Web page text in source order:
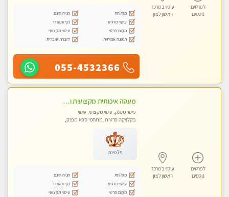
לפרטים
נוספים
עיסוי במרכז
ראשון לציון
מקלחת
חניה חינם
עיסוי מרגיע
נקי ומסודר
מקום פרטי
עיסוי מקצועי
תמונה אמיתית
דוברת עיברית
055-4532366
לפרטים
נוספים
עיסוי במרכז
ראשון לציון
מעסה איכותית מקצועית ומפנקת מאוד- ללא מין !!!
עיסוי מפנק, עיסוי מקצועי, עיסוי
בקלניקה פרטית, מתחמי ספא מפנק,
פלטינה
מקלחת
חניה חינם
עיסוי מרגיע
נקי ומסודר
מקום פרטי
עיסוי מקצועי